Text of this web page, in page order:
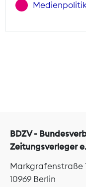
BDZV -
Zeitungsverleger
Markgrafenstraße
10969 Berlin